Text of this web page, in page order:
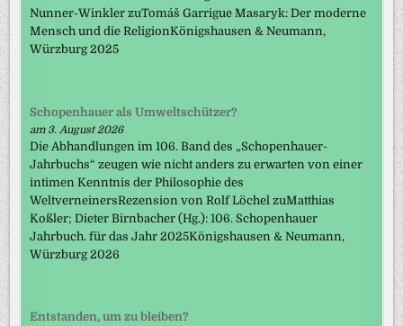
Nunner-Winkler zuTomáš Garrigue Masaryk: Der moderne
Mensch und die ReligionKönigshausen & Neumann,
Würzburg 2025
Schopenhauer als Umweltschützer?
am 3. August 2026
Die Abhandlungen im 106. Band des „Schopenhauer-
Jahrbuchs“ zeugen wie nicht anders zu erwarten von einer
intimen Kenntnis der Philosophie des
WeltverneinersRezension von Rolf Löchel zuMatthias
Koßler; Dieter Birnbacher (Hg.): 106. Schopenhauer
Jahrbuch. für das Jahr 2025Königshausen & Neumann,
Würzburg 2026
Entstanden, um zu bleiben?